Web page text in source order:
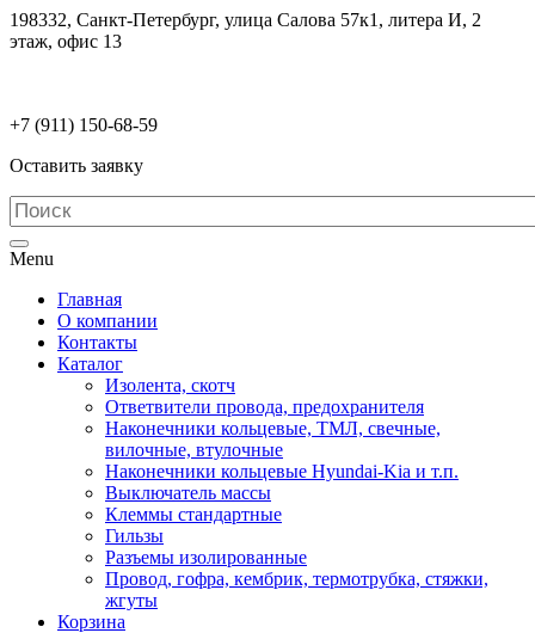
198332, Санкт-Петербург, улица Салова 57к1, литера И, 2
этаж, офис 13
+7 (911) 150-68-59
Оставить заявку
Menu
Главная
О компании
Контакты
Каталог
Изолента, скотч
Ответвители провода, предохранителя
Наконечники кольцевые, ТМЛ, свечные,
вилочные, втулочные
Наконечники кольцевые Hyundai-Kia и т.п.
Выключатель массы
Клеммы стандартные
Гильзы
Разъемы изолированные
Провод, гофра, кембрик, термотрубка, стяжки,
жгуты
Корзина